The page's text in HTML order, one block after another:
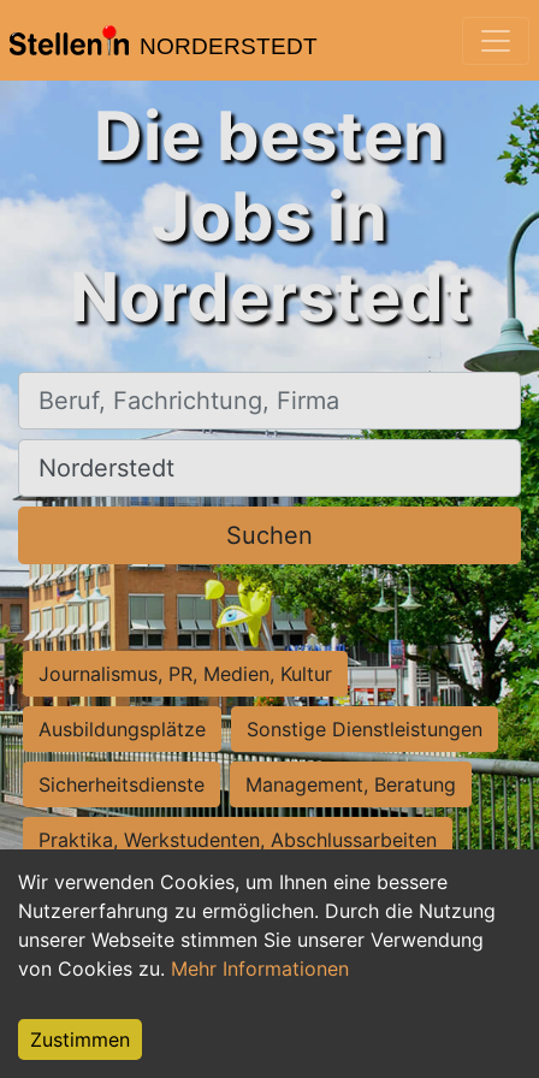
NORDERSTEDT
Wir verwenden Cookies, um Ihnen eine bessere
Nutzererfahrung zu ermöglichen. Durch die Nutzung
unserer Webseite stimmen Sie unserer Verwendung
von Cookies zu. Mehr Informationen
Zustimmen
Die besten
Jobs in
Norderstedt
Beruf, Fachrichtung, Firma
Ort, Stadt
Suchen
Journalismus, PR, Medien, Kultur
Ausbildungsplätze Sonstige Dienstleistungen
Sicherheitsdienste Management, Beratung
Praktika, Werkstudenten, Abschlussarbeiten
Personalwesen Assistenz, Sekretariat
Hilfskräfte, Aushilfs- und Nebenjobs
Weiterbildung, Studium, duale Ausbildung